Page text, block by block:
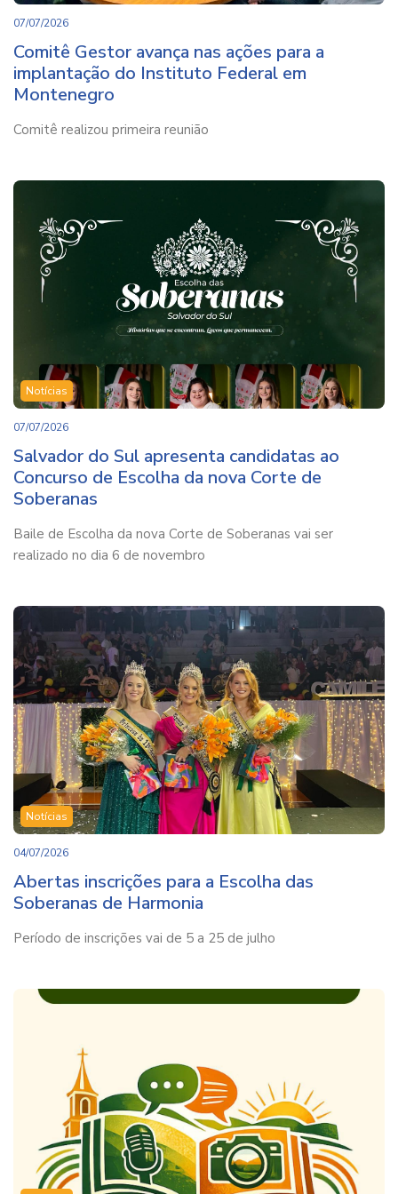
07/07/2026
Comitê Gestor avança nas ações para a
implantação do Instituto Federal em
Montenegro
Comitê realizou primeira reunião
Notícias
07/07/2026
Salvador do Sul apresenta candidatas ao
Concurso de Escolha da nova Corte de
Soberanas
Baile de Escolha da nova Corte de Soberanas vai ser
realizado no dia 6 de novembro
Notícias
04/07/2026
Abertas inscrições para a Escolha das
Soberanas de Harmonia
Período de inscrições vai de 5 a 25 de julho